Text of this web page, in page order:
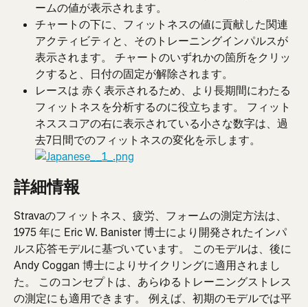
ームの値が表示されます。
チャートの下に、フィットネスの値に貢献した関連
アクティビティと、そのトレーニングインパルスが
表示されます。 チャートのいずれかの箇所をクリッ
クすると、日付の固定が解除されます。
レースは 赤く表示されるため、より長期間にわたる
フィットネスを分析するのに役立ちます。 フィット
ネススコアの右に表示されている小さな数字は、過
去7日間でのフィットネスの変化を示します。
詳細情報
Stravaのフィットネス、疲労、フォームの測定方法は、
1975 年に Eric W. Banister 博士により開発されたインパ
ルス応答モデルに基づいています。 このモデルは、後に
Andy Coggan 博士によりサイクリングに適用されまし
た。 このコンセプトは、あらゆるトレーニングストレス
の測定にも適用できます。 例えば、初期のモデルでは平